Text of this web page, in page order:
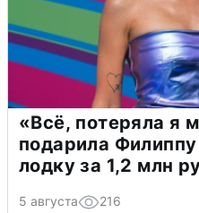
«Всё, потеряла я
подарила
лодку за 1,2 млн
5 августа 216